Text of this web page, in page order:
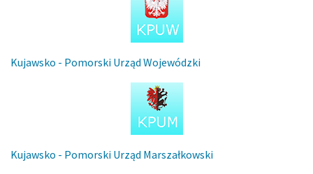
Kujawsko - Pomorski Urząd Wojewódzki
Kujawsko - Pomorski Urząd Marszałkowski